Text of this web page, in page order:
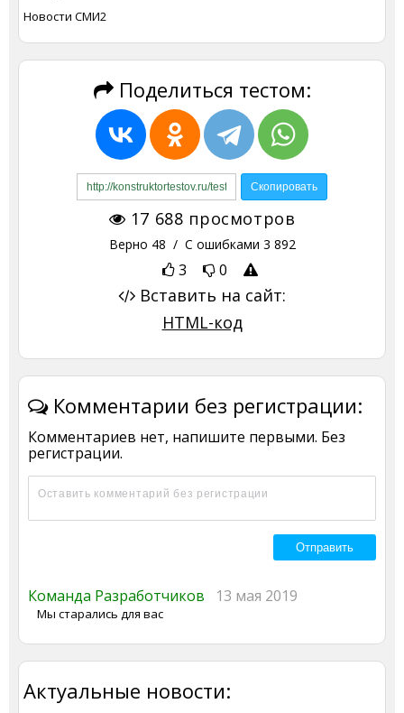
Новости СМИ2
Поделиться тестом:
17 688 просмотров
Верно 48 / С ошибками 3 892
3 0
Вставить на сайт:
HTML-код
Комментарии без регистрации:
Комментариев нет, напишите первыми. Без
регистрации.
Команда Разработчиков 13 мая 2019
Мы старались для вас
Актуальные новости: